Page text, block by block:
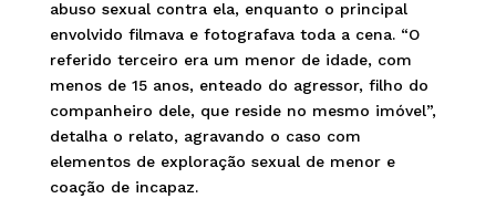
abuso sexual contra ela, enquanto o principal
envolvido filmava e fotografava toda a cena. “O
referido terceiro era um menor de idade, com
menos de 15 anos, enteado do agressor, filho do
companheiro dele, que reside no mesmo imóvel”,
detalha o relato, agravando o caso com
elementos de exploração sexual de menor e
coação de incapaz.